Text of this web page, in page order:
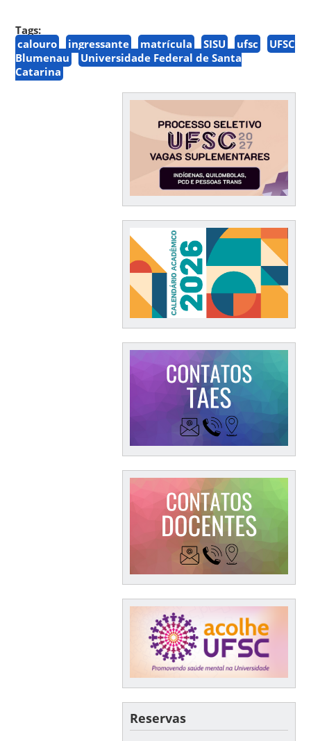
Tags:
calouro
ingressante matrícula SISU ufsc
UFSC
Blumenau
Universidade Federal de Santa
Catarina
Reservas